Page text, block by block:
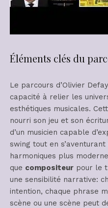
Éléments clés du
Le parcours d’Olivier
capacité à relier les
esthétiques musicales.
nourri son jeu et son
d’un musicien capable
swing tout en
harmoniques plus
que compositeur pour le
une sensibilité narrative:
intention, chaque phrase
scène ou une scène peut